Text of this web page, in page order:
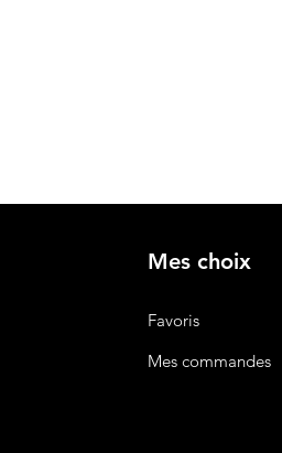
: Poches à l'avant pour le
en différentes tailles ou
: Possibilité de personnaliser la
une identité professionnelle forte.
nécessitant un uniforme fonctionnel
Mes choix
Favoris
Mes commandes